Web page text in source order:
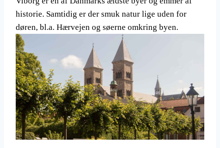
historie. Samtidig er der smuk natur lige uden for
døren, bl.a. Hærvejen og søerne omkring byen.